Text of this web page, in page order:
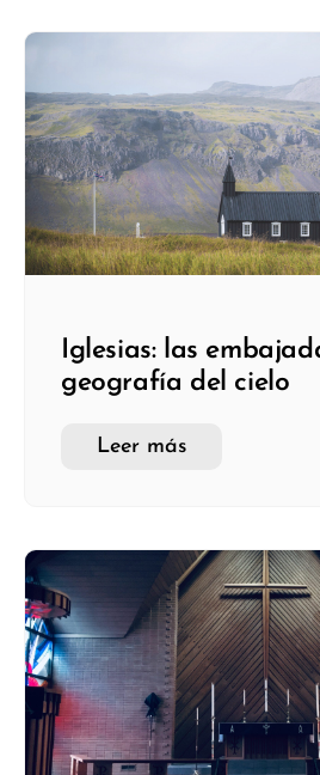
Iglesias: las
geografía del cielo
Leer más